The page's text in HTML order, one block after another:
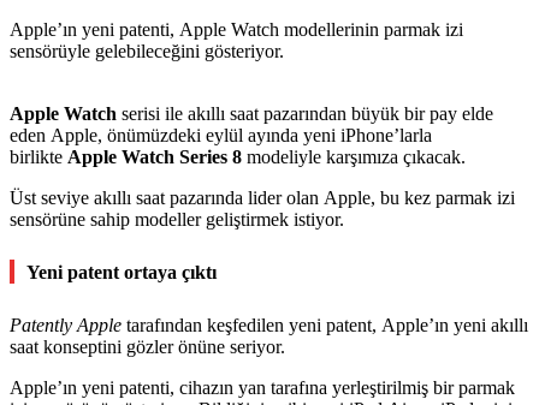
Apple’ın yeni patenti, Apple Watch modellerinin parmak izi
sensörüyle gelebileceğini gösteriyor.
Apple Watch serisi ile akıllı saat pazarından büyük bir pay elde
eden Apple, önümüzdeki eylül ayında yeni iPhone’larla
birlikte Apple Watch Series 8 modeliyle karşımıza çıkacak.
Üst seviye akıllı saat pazarında lider olan Apple, bu kez parmak izi
sensörüne sahip modeller geliştirmek istiyor.
Yeni patent ortaya çıktı
Patently Apple tarafından keşfedilen yeni patent, Apple’ın yeni akıllı
saat konseptini gözler önüne seriyor.
Apple’ın yeni patenti, cihazın yan tarafına yerleştirilmiş bir parmak